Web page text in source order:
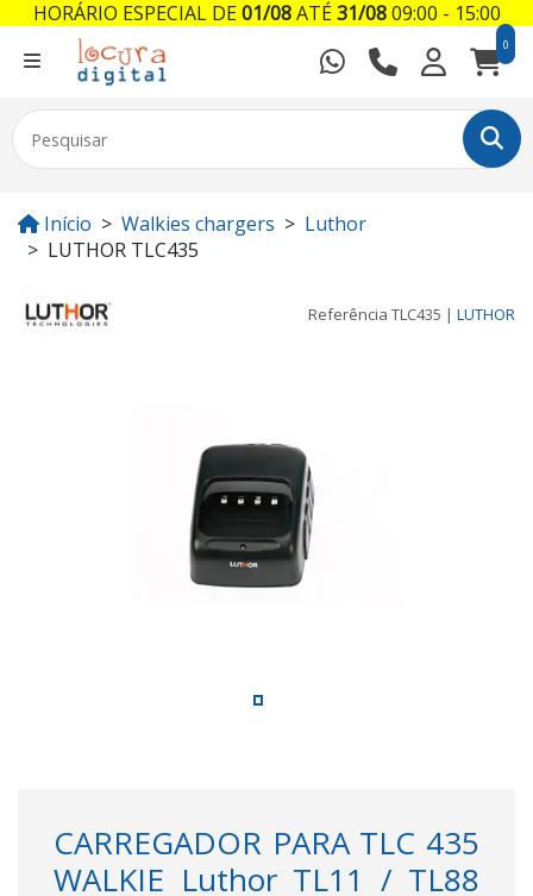
0
Início Walkies chargers
Luthor
LUTHOR TLC435
Referência TLC435 | LUTHOR
CARREGADOR PARA TLC 435
WALKIE Luthor TL11 / TL88
HORÁRIO ESPECIAL DE01/08ATÉ31/0809:00 - 15:00